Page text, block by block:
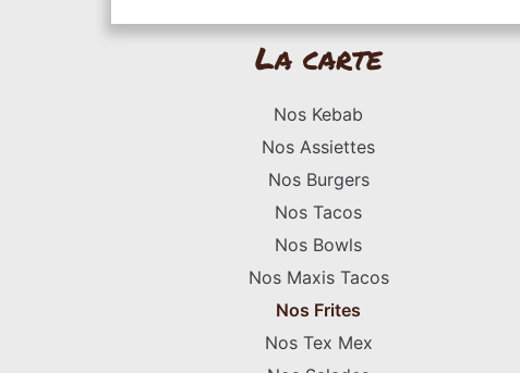
La carte
Nos Kebab
Nos Assiettes
Nos Burgers
Nos Tacos
Nos Bowls
Nos Maxis Tacos
Nos Frites
Nos Tex Mex